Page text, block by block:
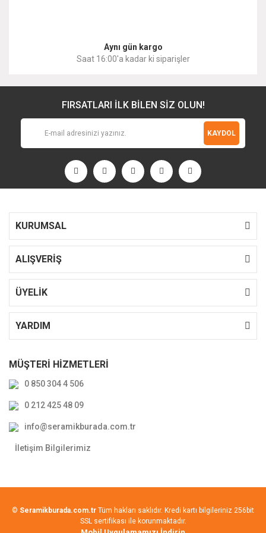
Aynı gün kargo
Saat 16:00'a kadar ki siparişler
FIRSATLARI İLK BİLEN SİZ OLUN!
KAYDOL
KURUMSAL
ALIŞVERİŞ
ÜYELİK
YARDIM
MÜŞTERİ HİZMETLERİ
0 850 304 4 506
0 212 425 48 09
info@seramikburada.com.tr
İletişim Bilgilerimiz
© Seramikburada.com.tr Tüm hakları saklıdır. Kredi kartı bilgileriniz 256bit
SSL sertifikası ile korunmaktadır.